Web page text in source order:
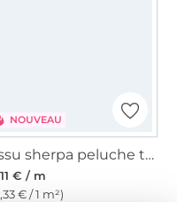
NOUVEAU
Tissu sherpa peluche teddy Cute Hearts, beige
€ / m
€ / 1 m²)